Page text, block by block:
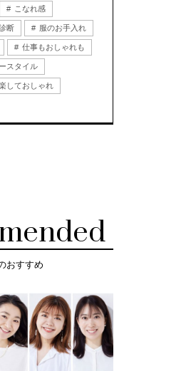
こなれ感
断 服のお手入れ
仕事もおしゃれも
スタイル
しておしゃれ
おすすめ